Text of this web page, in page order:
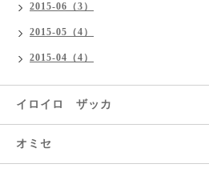
2015-06（3）
2015-05（4）
2015-04（4）
イロイロ ザッカ
オミセ